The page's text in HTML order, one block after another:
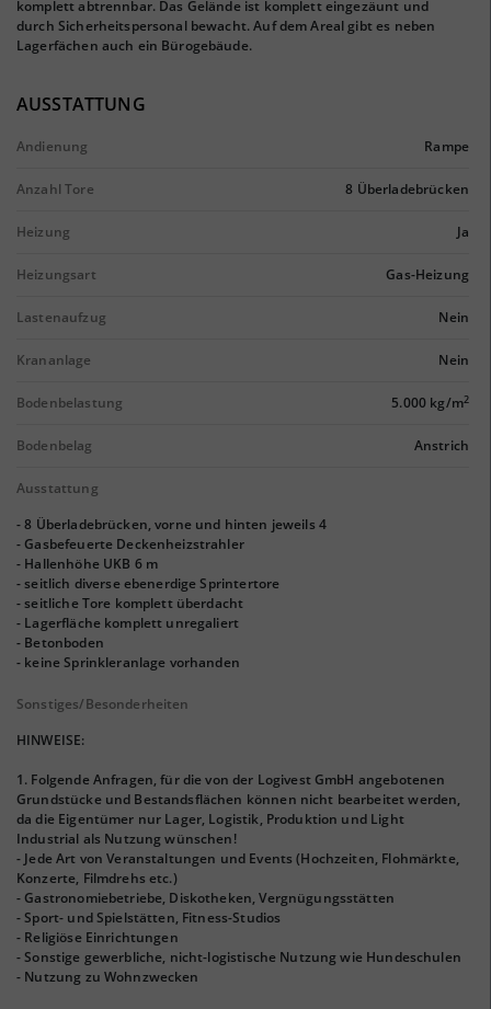
komplett abtrennbar. Das Gelände ist komplett eingezäunt und
durch Sicherheitspersonal bewacht. Auf dem Areal gibt es neben
Lagerfächen auch ein Bürogebäude.
AUSSTATTUNG
Andienung Rampe
Anzahl Tore 8 Überladebrücken
Heizung Ja
Heizungsart Gas-Heizung
Lastenaufzug Nein
Krananlage Nein
Bodenbelastung 5.000 kg/m2
Bodenbelag Anstrich
Ausstattung
- 8 Überladebrücken, vorne und hinten jeweils 4
- Gasbefeuerte Deckenheizstrahler
- Hallenhöhe UKB 6 m
- seitlich diverse ebenerdige Sprintertore
- seitliche Tore komplett überdacht
- Lagerfläche komplett unregaliert
- Betonboden
- keine Sprinkleranlage vorhanden
Sonstiges/Besonderheiten
HINWEISE:
1. Folgende Anfragen, für die von der Logivest GmbH angebotenen
Grundstücke und Bestandsflächen können nicht bearbeitet werden,
da die Eigentümer nur Lager, Logistik, Produktion und Light
Industrial als Nutzung wünschen!
- Jede Art von Veranstaltungen und Events (Hochzeiten, Flohmärkte,
Konzerte, Filmdrehs etc.)
- Gastronomiebetriebe, Diskotheken, Vergnügungsstätten
- Sport- und Spielstätten, Fitness-Studios
- Religiöse Einrichtungen
- Sonstige gewerbliche, nicht-logistische Nutzung wie Hundeschulen
- Nutzung zu Wohnzwecken